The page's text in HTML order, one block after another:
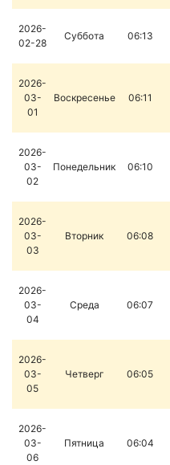
2026-
02-28
Суббота 06:13
2026-
03-
01
Воскресенье 06:11
2026-
03-
02
Понедельник 06:10
2026-
03-
03
Вторник 06:08
2026-
03-
04
Среда 06:07
2026-
03-
05
Четверг 06:05
2026-
03-
06
Пятница 06:04